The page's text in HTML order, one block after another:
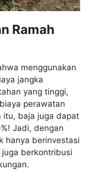
Ramah
menggunakan
jangka
yang tinggi,
perawatan
itu, baja juga dapat
Jadi, dengan
hanya berinvestasi
berkontribusi